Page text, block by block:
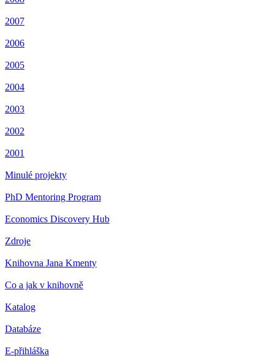
2007
2006
2005
2004
2003
2002
2001
Minulé projekty
PhD Mentoring Program
Economics Discovery Hub
Zdroje
Knihovna Jana Kmenty
Co a jak v knihovně
Katalog
Databáze
E-přihláška